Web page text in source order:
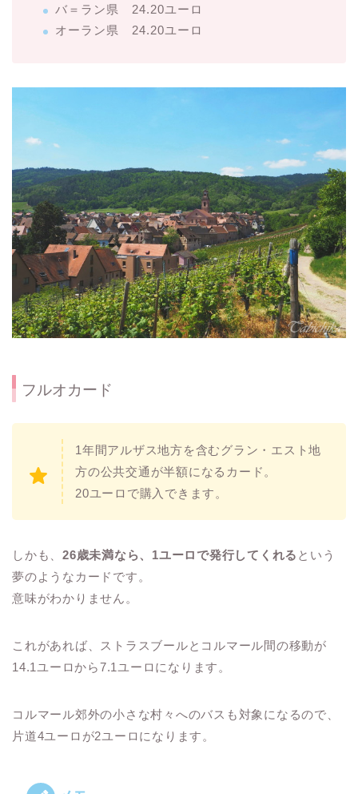
バ＝ラン県 24.20ユーロ
オーラン県 24.20ユーロ
フルオカード
1年間アルザス地方を含むグラン・エスト地
方の公共交通が半額になるカード。
20ユーロで購入できます。
しかも、26歳未満なら、1ユーロで発行してくれる という
夢のようなカードです。
意味がわかりません。
これがあれば、ストラスブールとコルマール間の移動が
14.1ユーロから7.1ユーロになります。
コルマール郊外の小さな村々へのバスも対象になるので、
片道4ユーロが2ユーロになります。